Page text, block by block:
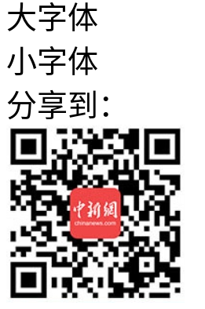
大字体
小字体
分享到：